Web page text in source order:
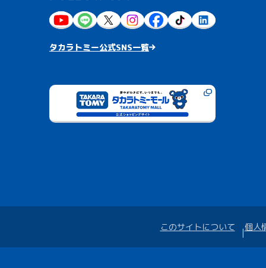
タカラトミー公式SNS一覧
このサイトについて 個人